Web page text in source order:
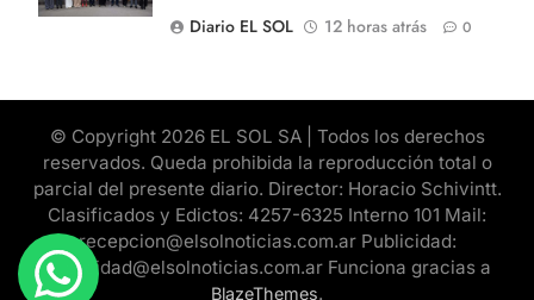
Diario EL SOL
12 horas atrás 0
© Copyright 2026 EL SOL SA | Todos los derechos
reservados. Queda prohibida la reproducción total o
parcial del presente diario. Director: Horacio Schivintt.
Clasificados y Edictos: 4257-6325 Interno 101 Mail:
recepcion@elsolnoticias.com.ar Publicidad:
publicidad@elsolnoticias.com.ar Funciona gracias a
BlazeThemes.